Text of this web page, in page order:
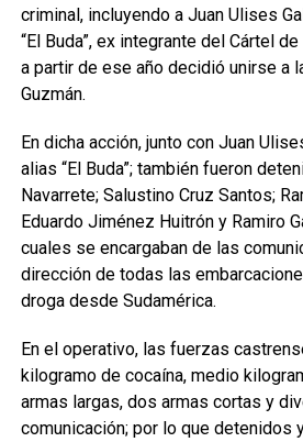
criminal, incluyendo a Juan Ulises
“El Buda”, ex integrante del Cártel
a partir de ese año decidió unirse a
Guzmán.
En dicha acción, junto con Juan
alias “El Buda”; también fueron
Navarrete; Salustino Cruz Santos;
Eduardo Jiménez Huitrón y Ramiro
cuales se encargaban de las
dirección de todas las
droga desde Sudamérica.
En el operativo, las fuerzas
kilogramo de cocaína, medio
armas largas, dos armas cortas y
comunicación; por lo que detenidos